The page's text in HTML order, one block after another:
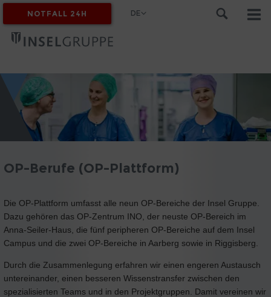
MYINSEL
NOTFALL 24H DE
OP-Berufe (OP-Plattform)
Die OP-Plattform umfasst alle neun OP-Bereiche der Insel Gruppe.
Dazu gehören das OP-Zentrum INO, der neuste OP-Bereich im
Anna-Seiler-Haus, die fünf peripheren OP-Bereiche auf dem Insel
Campus und die zwei OP-Bereiche in Aarberg sowie in Riggisberg.
Durch die Zusammenlegung erfahren wir einen engeren Austausch
untereinander, einen besseren Wissenstransfer zwischen den
spezialisierten Teams und in den Projektgruppen. Damit vereinen wir